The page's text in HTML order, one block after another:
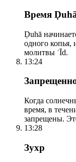
Время
Ḍuhā
одного копья,
молитвы ʿĪd.
13:24
Когда
время, в
запрещены.
13:28
Зухр